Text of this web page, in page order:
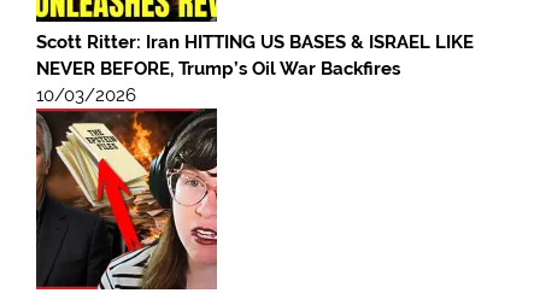
Scott Ritter: Iran HITTING US BASES & ISRAEL LIKE
NEVER BEFORE, Trump’s Oil War Backfires
10/03/2026